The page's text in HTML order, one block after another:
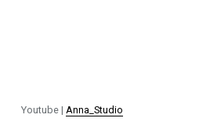
Youtube | Anna_Studio